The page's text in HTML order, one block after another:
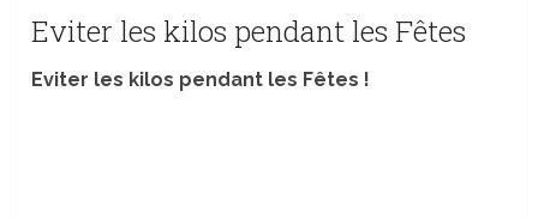
Eviter les kilos pendant les Fêtes
Eviter les kilos pendant les Fêtes !